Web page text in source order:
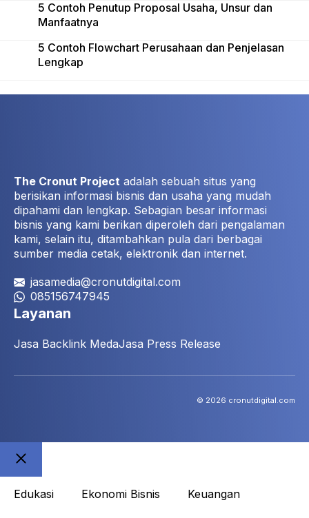
5 Contoh Penutup Proposal Usaha, Unsur dan
Manfaatnya
5 Contoh Flowchart Perusahaan dan Penjelasan
Lengkap
The Cronut Project adalah sebuah situs yang
berisikan informasi bisnis dan usaha yang mudah
dipahami dan lengkap. Sebagian besar informasi
bisnis yang kami berikan diperoleh dari pengalaman
kami, selain itu, ditambahkan pula dari berbagai
sumber media cetak, elektronik dan internet.
jasamedia@cronutdigital.com
085156747945
Layanan
Jasa Backlink MedaJasa Press Release
© 2026 cronutdigital.com
Close
Edukasi Ekonomi Bisnis Keuangan